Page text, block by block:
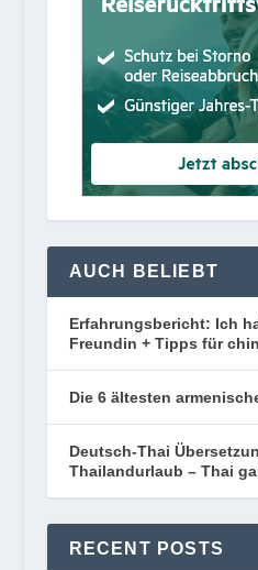
AUCH BELIEBT
Erfahrungsbericht: Ich
Freundin + Tipps für
Die 6 ältesten
Deutsch-Thai
Thailandurlaub – Thai
RECENT POSTS